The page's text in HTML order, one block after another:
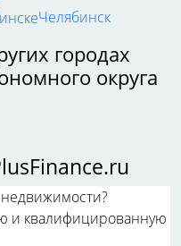
Челябинск
городах
округа
и квалифицированную